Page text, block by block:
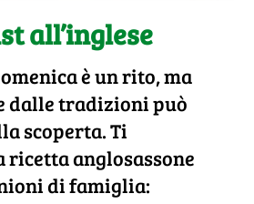
all’inglese
è un rito, ma
dalle tradizioni può
scoperta. Ti
anglosassone
di famiglia: